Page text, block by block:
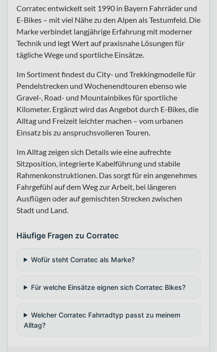
Corratec entwickelt seit 1990 in Bayern Fahrräder und
E-Bikes – mit viel Nähe zu den Alpen als Testumfeld. Die
Marke verbindet langjährige Erfahrung mit moderner
Technik und legt Wert auf praxisnahe Lösungen für
tägliche Wege und sportliche Einsätze.
Im Sortiment findest du City- und Trekkingmodelle für
Pendelstrecken und Wochenendtouren ebenso wie
Gravel-, Road- und Mountainbikes für sportliche
Kilometer. Ergänzt wird das Angebot durch E-Bikes, die
Alltag und Freizeit leichter machen – vom urbanen
Einsatz bis zu anspruchsvolleren Touren.
Im Alltag zeigen sich Details wie eine aufrechte
Sitzposition, integrierte Kabelführung und stabile
Rahmenkonstruktionen. Das sorgt für ein angenehmes
Fahrgefühl auf dem Weg zur Arbeit, bei längeren
Ausflügen oder auf gemischten Strecken zwischen
Stadt und Land.
Häufige Fragen zu Corratec
Wofür steht Corratec als Marke?
Für welche Einsätze eignen sich Corratec Bikes?
Welcher Corratec Fahrradtyp passt zu meinem
Alltag?